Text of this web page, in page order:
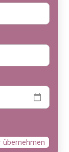
übernehmen